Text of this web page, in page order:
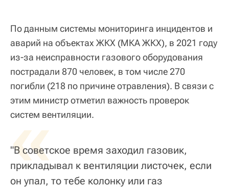
По данным системы мониторинга инцидентов и
аварий на объектах ЖКХ (МКА ЖКХ), в 2021 году
из-за неисправности газового оборудования
пострадали 870 человек, в том числе 270
погибли (218 по причине отравления). В связи с
этим министр отметил важность проверок
систем вентиляции.
«
"В советское время заходил газовик,
прикладывал к вентиляции листочек, если
он упал, то тебе колонку или газ